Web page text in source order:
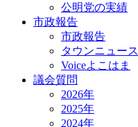
公明党の実績
市政報告
市政報告
タウンニュース
Voiceよこはま
議会質問
2026年
2025年
2024年